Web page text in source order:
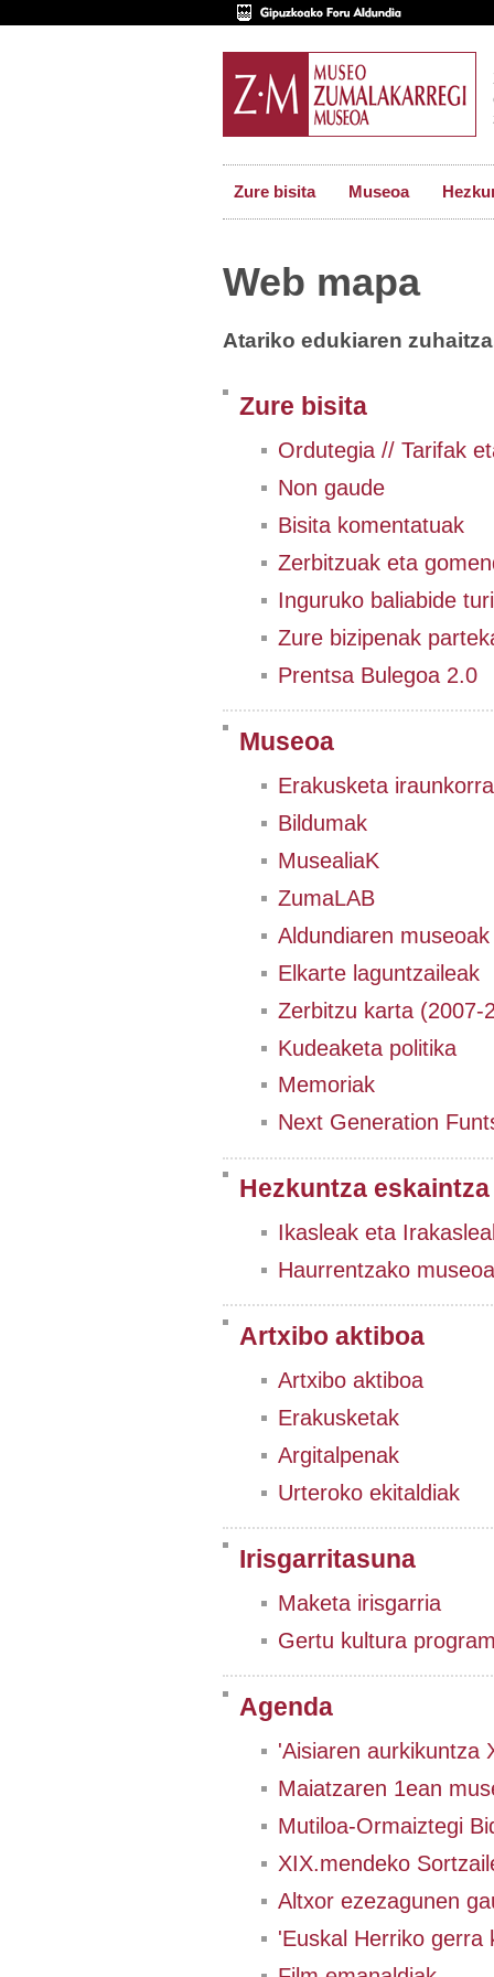
Zure bisita Museoa
Web mapa
Atariko edukiaren
Zure bisita
Ordutegia // Tarifak
Non gaude
Bisita komentatuak
Zerbitzuak eta
Inguruko baliabide
Zure bizipenak
Prentsa Bulegoa 2.0
Museoa
Erakusketa iraunkorra
Bildumak
MusealiaK
ZumaLAB
Aldundiaren museoak
Elkarte laguntzaileak
Zerbitzu karta (2007-
Kudeaketa politika
Memoriak
Next Generation
Hezkuntza eskaintza
Ikasleak eta
Haurrentzako museoa
Artxibo aktiboa
Artxibo aktiboa
Erakusketak
Argitalpenak
Urteroko ekitaldiak
Irisgarritasuna
Maketa irisgarria
Gertu kultura
Agenda
'Aisiaren aurkikuntza
Maiatzaren 1ean
Mutiloa-Ormaiztegi
XIX.mendeko
Altxor ezezagunen
'Euskal Herriko gerra